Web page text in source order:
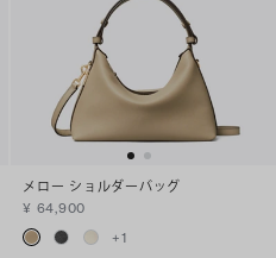
メロー ショルダーバッグ
¥ 64,900
+1